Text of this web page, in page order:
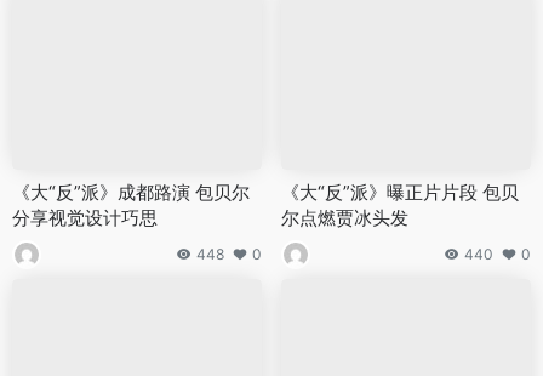
《大“反”派》成都路演 包贝尔
分享视觉设计巧思
448 0
《大“反”派》曝正片片段 包贝
尔点燃贾冰头发
440 0